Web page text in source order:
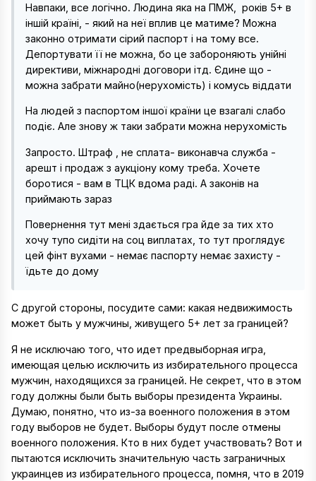
Навпаки, все логічно. Людина яка на ПМЖ, років 5+ в
іншій країні, - який на неї вплив це матиме? Можна
законно отримати сірий паспорт і на тому все.
Депортувати її не можна, бо це забороняють унійні
директиви, міжнародні договори ітд. Єдине що -
можна забрати майно(нерухомість) і комусь віддати
На людей з паспортом іншої країни це взагалі слабо
подіє. Але знову ж таки забрати можна нерухомість
Запросто. Штраф , не сплата- виконавча служба -
арешт і продаж з аукціону кому треба. Хочете
боротися - вам в ТЦК вдома раді. А законів на
приймають зараз
Повернення тут мені здається гра йде за тих хто
хочу тупо сидіти на соц виплатах, то тут проглядує
цей фінт вухами - немає паспорту немає захисту -
їдьте до дому
C другой стороны, посудите сами: какая недвижимость
может быть у мужчины, живущего 5+ лет за границей?
Я не исключаю того, что идет предвыборная игра,
имеющая целью исключить из избирательного процесса
мужчин, находящихся за границей. Не секрет, что в этом
году должны были быть выборы президента Украины.
Думаю, понятно, что из-за военного положения в этом
году выборов не будет. Выборы будут после отмены
военного положения. Кто в них будет участвовать? Вот и
пытаются исключить значительную часть заграничных
украинцев из избирательного процесса, помня, что в 2019